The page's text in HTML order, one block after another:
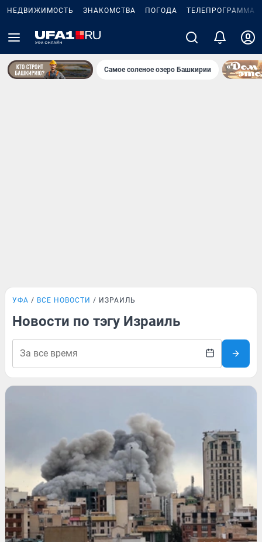
НЕДВИЖИМОСТЬ ЗНАКОМСТВА ПОГОДА ТЕЛЕПРОГРАММА
Самое соленое озеро Башкирии
УФА ВСЕ НОВОСТИ ИЗРАИЛЬ
Новости по тэгу Израиль